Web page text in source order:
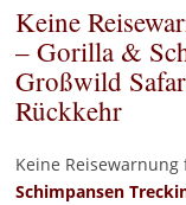
Keine
– Gorilla &
Großwild
Rückkehr
Keine Reisewarnung
Schimpansen